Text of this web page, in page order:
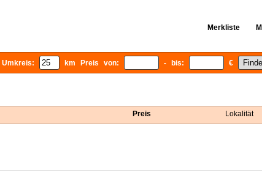
Merkliste
Umkreis: km Preis von: - bis: €
Preis Lokalität